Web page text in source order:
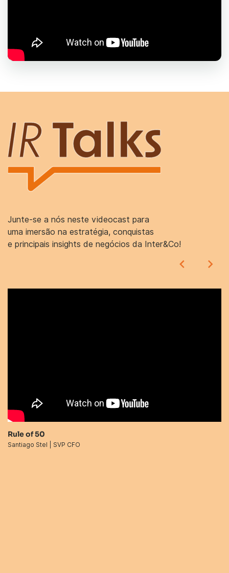
Junte-se a nós neste videocast para
uma imersão na estratégia, conquistas
e principais insights de negócios da Inter&Co!
Rule of 50
Santiago Stel | SVP CFO